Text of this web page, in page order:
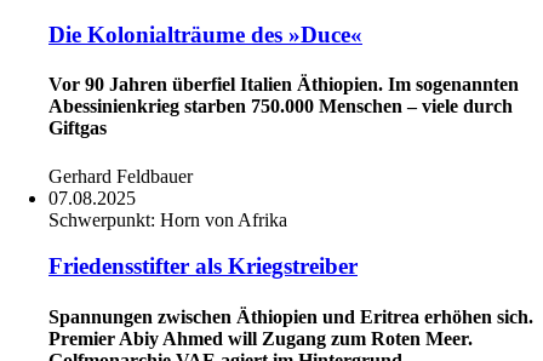
Die Kolonialträume des »Duce«
Vor 90 Jahren überfiel Italien Äthiopien. Im sogenannten
Abessinienkrieg starben 750.000 Menschen – viele durch
Giftgas
Gerhard Feldbauer
07.08.2025
Schwerpunkt: Horn von Afrika
Friedensstifter als Kriegstreiber
Spannungen zwischen Äthiopien und Eritrea erhöhen sich.
Premier Abiy Ahmed will Zugang zum Roten Meer.